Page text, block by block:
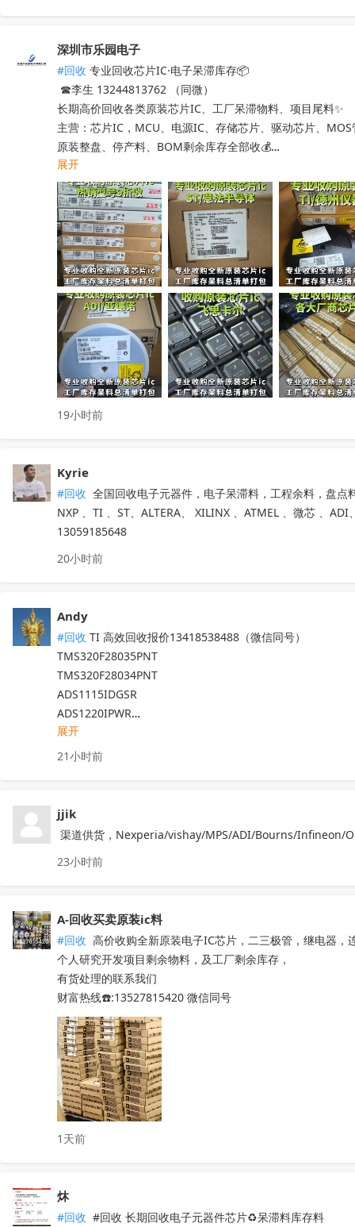
深圳市乐园电子
#回收 专业回收芯片IC·电子呆滞库存📦
☎李生 13244813762 （同微）
长期高价回收各类原装芯片IC、工厂呆滞物料、项目尾料✨
主营：芯片IC，MCU、电源IC、存储芯片、驱动芯片、
原装整盘、停产料、BOM剩余库存全部收💰
工厂清仓、项目取消、仓库积压、过期呆滞物料均可处理
专业人员上门清点核验，报价透明无套路，现款现结不压款
小批量散料、大批量整仓囤货统一打包回收，全程保密处理
快速清空仓库，释放仓储空间，高效盘活闲置物料回笼资金
覆盖全国上门收货，珠三角、深圳区域当日上门看货📱
只需提供型号、数量、实物照片，免费快速精准估价
无中间商层层压价，出价高于同行，一站式清库存省心省力
有闲置电子库存欢迎随时联系洽谈！
收起
展开
19小时前
Kyrie
#回收 全国回收电子元器件，电子呆滞料，工程余料，盘
NXP 、TI 、ST、ALTERA、 XILINX 、ATMEL 、微芯 、
13059185648
20小时前
Andy
#回收 TI 高效回收报价13418538488（微信同号）
TMS320F28035PNT
TMS320F28034PNT
ADS1115IDGSR
ADS1220IPWR
ADS1110A0IDBVR
ADS1015IDGSR
ADS1120IPWR
TMS320F28335PGFA
TMS320F28027PTT
ADS1248IPWR
TMS320F28035PAGT
TMS320F2808PZA
ADS1115IDGSR
ADS1299IPAGR
ADS8688IDBTR
ADS1255IDBR
TPS61021ADSGR
TSC2046IPWR
ADS131M04IPWR
ADS1115IRUGR
ADS1232IPWR
ADS8866IDGSR
DRV8231ADSGR
ADS1298IPAGR
展开
21小时前
jjik
渠道供货，Nexperia/vishay/MPS/ADI/Bourns/Infineon/
23小时前
A-回收买卖原装ic料
#回收 高价收购全新原装电子IC芯片，二三极管，继电器，
个人研究开发项目剩余物料，及工厂剩余库存，
有货处理的联系我们
财富热线☎️:13527815420 微信同号
1天前
炑
#回收 #回收 长期回收电子元器件芯片♻️呆滞料库存料